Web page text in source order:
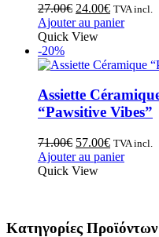
27.00€ 24.00€ TVA incl.
Ajouter au panier
Quick View
-20%
Assiette
“Pawsitive Vibes”
71.00€ 57.00€ TVA incl.
Ajouter au panier
Quick View
Κατηγορίες Προϊόντων